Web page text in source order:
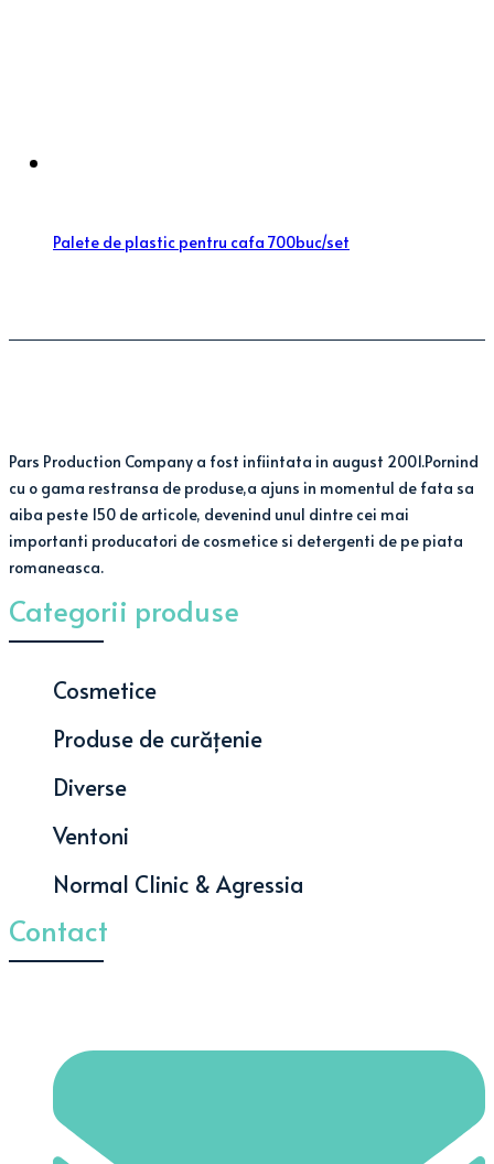
Palete de plastic pentru cafa 700buc/set
Pars Production Company a fost infiintata in august 2001.Pornind
cu o gama restransa de produse,a ajuns in momentul de fata sa
aiba peste 150 de articole, devenind unul dintre cei mai
importanti producatori de cosmetice si detergenti de pe piata
romaneasca.
Categorii produse
Cosmetice
Produse de curățenie
Diverse
Ventoni
Normal Clinic & Agressia
Contact